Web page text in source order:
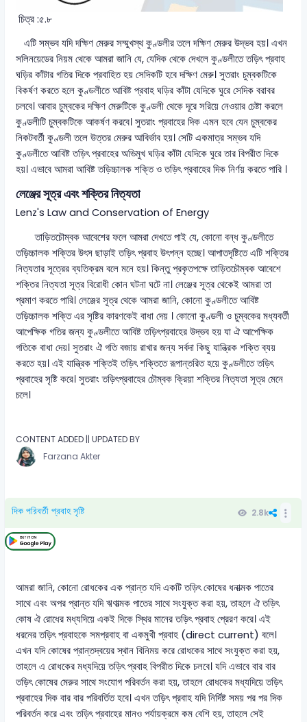
চিত্র :৫.৮
এটি সম্ভব যদি দক্ষিণ মেরুর সম্মুখস্থ কুণ্ডলীর তলে দক্ষিণ মেরুর উদ্ভব হয়। এখন
সলিনয়েডের নিয়ম থেকে আমরা জানি যে, যেদিক থেকে দেখলে কুণ্ডলীতে তড়িৎ প্রবাহ
ঘড়ির কাঁটার গতির দিকে প্রবাহিত হয় সেদিকটি হবে দক্ষিণ মেরু। সুতরাং চুম্বকটিকে
বিকর্ষণ করতে হলে কুণ্ডলীতে আবিষ্ট প্রবাহ ঘড়ির কাঁটা যেদিকে ঘুরে সেদিক বরাবর
চলবে। আবার চুম্বকের দক্ষিণ মেরুটিকে কুণ্ডলী থেকে দূরে সরিয়ে নেওয়ার চেষ্টা করলে
কুণ্ডলীটি চুম্বকটিকে আকর্ষণ করবে। সুতরাং প্রবাহের দিক এমন হবে যেন চুম্বকের
নিকটবর্তী কুণ্ডলী তলে উত্তর মেরুর আবির্ভাব হয়। সেটি একমাত্র সম্ভব যদি
কুণ্ডলীতে আবিষ্ট তড়িৎ প্রবাহের অভিমুখ ঘড়ির কাঁটা যেদিকে ঘুরে তার বিপরীত দিকে
হয়। এভাবে আমরা আবিষ্ট তড়িচ্চালক শক্তি ও তড়িৎ প্রবাহের দিক নির্ণয় করতে পারি ।
লেঞ্জের সূত্র এবং শক্তির নিত্যতা
Lenz's Law and Conservation of Energy
তাড়িতচৌম্বক আবেশের ফলে আমরা দেখতে পাই যে, কোনো বন্ধ কুণ্ডলীতে
তড়িচ্চালক শক্তির উৎস ছাড়াই তড়িৎ প্রবাহ উৎপন্ন হচ্ছে। আপাতদৃষ্টিতে এটি শক্তির
নিত্যতার সূত্রের ব্যতিক্রম বলে মনে হয়। কিন্তু প্রকৃতপক্ষে তাড়িতচৌম্বক আবেশে
শক্তির নিত্যতা সূত্র বিরোধী কোন ঘটনা ঘটে না। লেঞ্জের সূত্র থেকেই আমরা তা
প্রমাণ করতে পারি। লেঞ্জের সূত্র থেকে আমরা জানি, কোনো কুণ্ডলীতে আবিষ্ট
তড়িচ্চালক শক্তি এর সৃষ্টির কারণকেই বাধা দেয় । কোনো কুণ্ডলী ও চুম্বকের মধ্যবর্তী
আপেক্ষিক গতির জন্য কুণ্ডলীতে আবিষ্ট তড়িৎপ্রবাহের উদ্ভব হয় যা ঐ আপেক্ষিক
গতিকে বাধা দেয়। সুতরাং ঐ গতি বজায় রাখার জন্য সর্বদা কিছু যান্ত্রিক শক্তি ব্যয়
করতে হয়। এই যান্ত্রিক শক্তিই তড়িৎ শক্তিতে রূপান্তরিত হয়ে কুণ্ডলীতে তড়িৎ
প্রবাহের সৃষ্টি করে। সুতরাং তড়িৎপ্রবাহের চৌম্বক ক্রিয়া শক্তির নিত্যতা সূত্র মেনে
চলে।
CONTENT ADDED || UPDATED BY
Farzana Akter
দিক পরিবর্তী প্রবাহ সৃষ্টি 2.8k
আমরা জানি, কোনো রোধকের এক প্রান্ত যদি একটি তড়িৎ কোষের ধনাত্মক পাতের
সাথে এবং অপর প্রান্ত যদি ঋণাত্মক পাতের সাথে সংযুক্ত করা হয়, তাহলে ঐ তড়িৎ
কোষ ঐ রোধের মধ্যদিয়ে একই দিকে স্থির মানের তড়িৎ প্রবাহ প্রেরণ করে। এই
ধরনের তড়িৎ প্রবাহকে সমপ্রবাহ বা একমুখী প্রবাহ (direct current) বলে।
এখন যদি কোষের প্রান্তদ্বয়ের স্থান বিনিময় করে রোধকের সাথে সংযুক্ত করা হয়,
তাহলে এ রোধকের মধ্যদিয়ে তড়িৎ প্রবাহ বিপরীত দিকে চলবে। যদি এভাবে বার বার
তড়িৎ কোষের মেরুর সাথে সংযোগ পরিবর্তন করা হয়, তাহলে রোধকের মধ্যদিয়ে তড়িৎ
প্রবাহের দিক বার বার পরিবর্তিত হবে। এখন তড়িৎ প্রবাহ যদি নির্দিষ্ট সময় পর পর দিক
পরিবর্তন করে এবং তড়িৎ প্রবাহের মানও পর্যায়ক্রমে কম বেশি হয়, তাহলে সেই